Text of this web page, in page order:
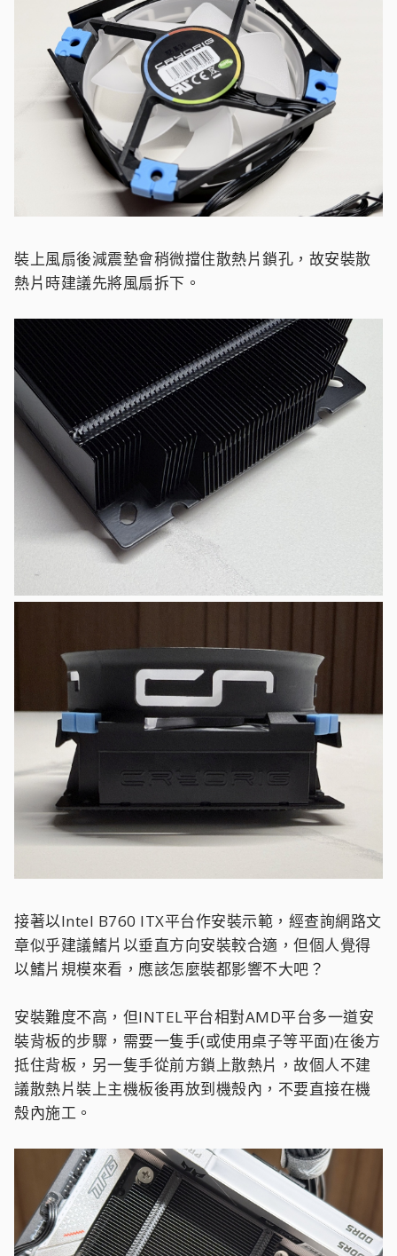
裝上風扇後減震墊會稍微擋住散熱片鎖孔，故安裝散
熱片時建議先將風扇拆下。
接著以Intel B760 ITX平台作安裝示範，經查詢網路文
章似乎建議鰭片以垂直方向安裝較合適，但個人覺得
以鰭片規模來看，應該怎麼裝都影響不大吧？
安裝難度不高，但INTEL平台相對AMD平台多一道安
裝背板的步驟，需要一隻手(或使用桌子等平面)在後方
抵住背板，另一隻手從前方鎖上散熱片，故個人不建
議散熱片裝上主機板後再放到機殼內，不要直接在機
殼內施工。